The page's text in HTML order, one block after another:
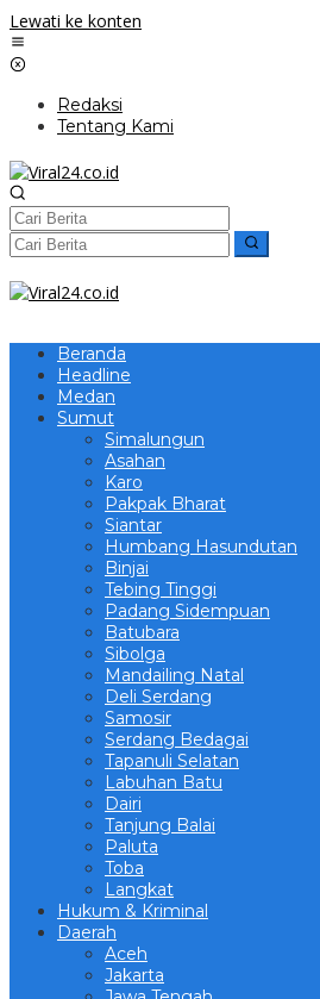
Lewati ke konten
Redaksi
Tentang Kami
Beranda
Headline
Medan
Sumut
Simalungun
Asahan
Karo
Pakpak Bharat
Siantar
Humbang Hasundutan
Binjai
Tebing Tinggi
Padang Sidempuan
Batubara
Sibolga
Mandailing Natal
Deli Serdang
Samosir
Serdang Bedagai
Tapanuli Selatan
Labuhan Batu
Dairi
Tanjung Balai
Paluta
Toba
Langkat
Hukum & Kriminal
Daerah
Aceh
Jakarta